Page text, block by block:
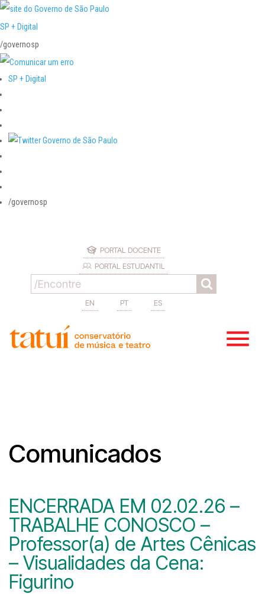
SP + Digital
/governosp
SP + Digital
/governosp
PORTAL DOCENTE
PORTAL ESTUDANTIL
EN PT ES
Comunicados
ENCERRADA EM 02.02.26 –
TRABALHE CONOSCO –
Professor(a) de Artes Cênicas
– Visualidades da Cena:
Figurino